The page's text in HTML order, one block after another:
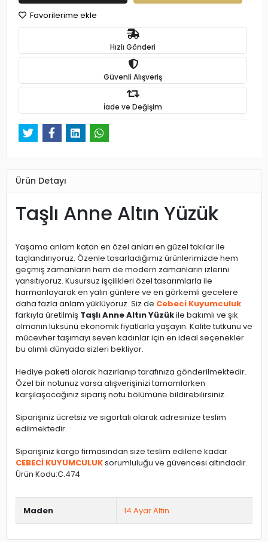
Favorilerime ekle
Hızlı Gönderi
Güvenli Alışveriş
İade ve Değişim
Ürün Detayı
Taşlı Anne Altın Yüzük
Yaşama anlam katan en özel anları en güzel takılar ile
taçlandırıyoruz. Özenle tasarladığımız ürünlerimizde hem
geçmiş zamanların hem de modern zamanların izlerini
yansıtıyoruz. Kusursuz işçilikleri özel tasarımlarla ile
harmanlayarak en yalın günlere ve en görkemli gecelere
daha fazla anlam yüklüyoruz. Siz de Cebeci Kuyumculuk
farkıyla üretilmiş Taşlı Anne Altın Yüzükile bakımlı ve şık
olmanın lüksünü ekonomik fiyatlarla yaşayın. Kalite tutkunu ve
mücevher taşımayı seven kadınlar için en ideal seçenekler
bu alımlı dünyada sizleri bekliyor.
Hediye paketi olarak hazırlanıp tarafınıza gönderilmektedir.
Özel bir notunuz varsa alışverişinizi tamamlarken
karşılaşacağınız sipariş notu bölümüne bildirebilirsiniz.
Siparişiniz ücretsiz ve sigortalı olarak adresinize teslim
edilmektedir.
Siparişiniz kargo firmasından size teslim edilene kadar
CEBECİ KUYUMCULUKsorumluluğu ve güvencesi altındadır.
Ürün Kodu:C.474
Maden 14 Ayar Altın